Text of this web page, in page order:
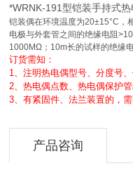
*WRNK-191型铠装手持式
铠装偶在环境温度为20±15°C，
电极与外套管之间的绝缘电阻
1000MΩ；10m长的试样的绝缘
订货需知：
1、注明热电偶型号、分度号、
2、热电偶点数、热电偶保护
3、有紧固件、法兰装置的，需
产品咨询